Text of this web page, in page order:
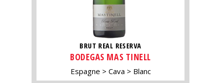
BRUT REAL RESERVA
BODEGAS MAS TINELL
Espagne Cava Blanc